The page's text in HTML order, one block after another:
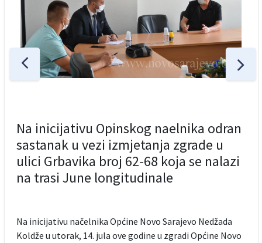
Na inicijativu Opinskog naelnika odran
sastanak u vezi izmjetanja zgrade u
ulici Grbavika broj 62-68 koja se nalazi
na trasi June longitudinale
Na inicijativu načelnika Općine Novo Sarajevo Nedžada
Koldže u utorak, 14. jula ove godine u zgradi Općine Novo